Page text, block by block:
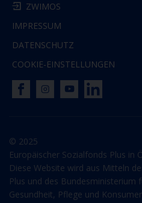
ZWIMOS
IMPRESSUM
DATENSCHUTZ
COOKIE-EINSTELLUNGEN
© 2025
Europäischer Sozialfonds Plus in
Diese Website wird aus Mitteln
Plus und des Bundesministerium
Gesundheit, Pflege und